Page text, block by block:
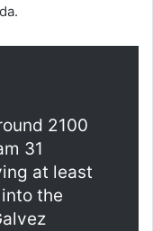
2100
31
at least
the